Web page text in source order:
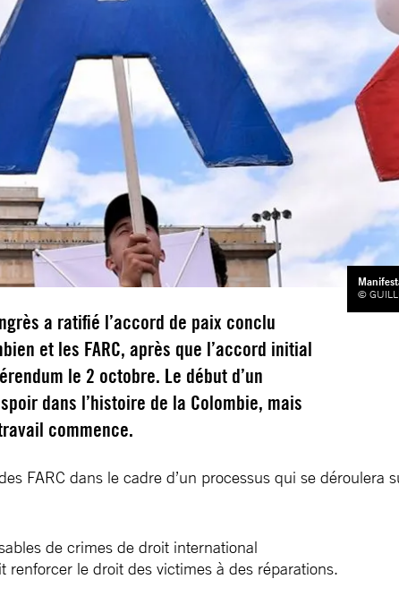
©
a ratifié l’accord de paix conclu
et les FARC, après que l’accord initial
le 2 octobre. Le début d’un
dans l’histoire de la Colombie, mais
commence.
FARC dans le cadre d’un processus qui se déroulera
de crimes de droit international
renforcer le droit des victimes à des réparations.